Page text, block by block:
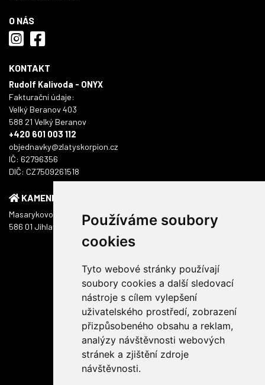
Používáme soubory
cookies
Tyto webové stránky používají
soubory cookies a další sledovací
nástroje s cílem vylepšení
uživatelského prostředí, zobrazení
přizpůsobeného obsahu a reklam,
analýzy návštěvnosti webových
stránek a zjištění zdroje
návštěvnosti.
O NÁS
KONTAKT
Rudolf Kalivoda - ONYX
Fakturační údaje:
Velký Beranov 403
588 21 Velký Beranov
+420 601 003 112
objednavky@zlatyskorpion.cz
IČ: 62796356
DIČ: CZ7509261518
KAMENNÁ PRODEJNA
Masarykovo náměstí 1217/51
586 01 Jihlava